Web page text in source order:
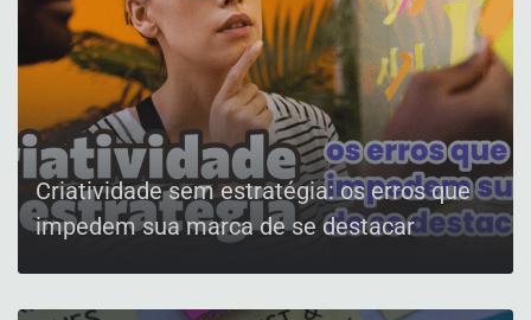
Criatividade sem estratégia: os erros que
impedem sua marca de se destacar